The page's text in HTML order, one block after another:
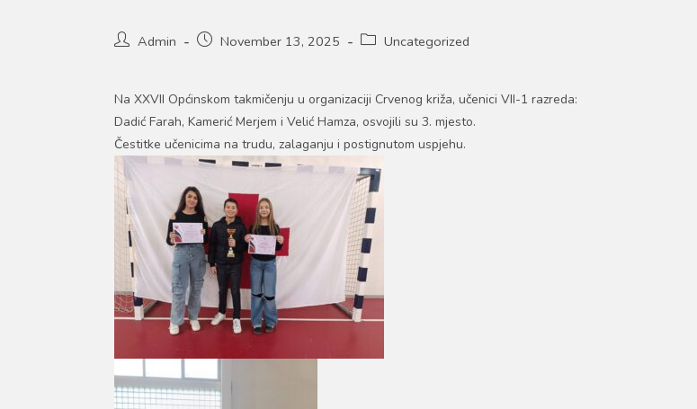
Post Admin
PostNovember 13, 2025
PostUncategorized
Na XXVII Općinskom takmičenju u organizaciji Crvenog križa, učenici VII-1 razreda:
Dadić Farah, Kamerić Merjem i Velić Hamza, osvojili su 3. mjesto.
Čestitke učenicima na trudu, zalaganju i postignutom uspjehu.